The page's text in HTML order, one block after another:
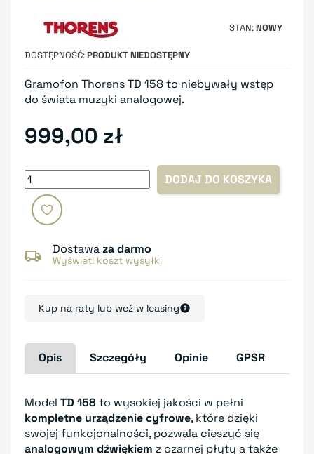
STAN NOWY
DOSTĘPNOŚĆ PRODUKT NIEDOSTĘPNY
Gramofon Thorens TD 158 to niebywały wstęp
do świata muzyki analogowej.
999,00 zł
DODAJ DO KOSZYKA
Dostawaza darmo
Wyświetl koszt wysyłki
Kup na raty lub weź w leasing
Opis Szczegóły Opinie GPSR
Model TD 158to wysokiej jakości w pełni
kompletne urządzenie cyfrowe, które dzięki
swojej funkcjonalności, pozwala cieszyć się
analogowym dźwiękiem z czarnej płyty a także